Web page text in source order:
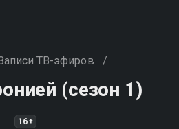
ТВ-эфиров /
(сезон 1)
16+